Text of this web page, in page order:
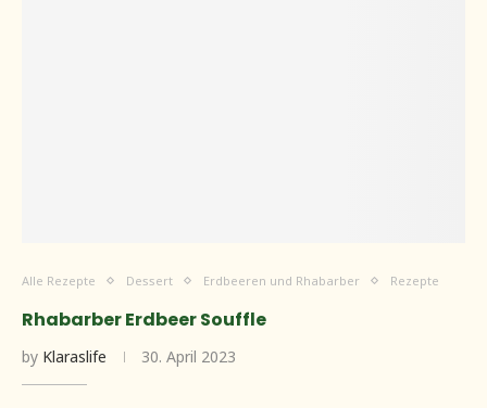
Alle Rezepte Dessert Erdbeeren und Rhabarber Rezepte
Rhabarber Erdbeer Souffle
by Klaraslife 30. April 2023